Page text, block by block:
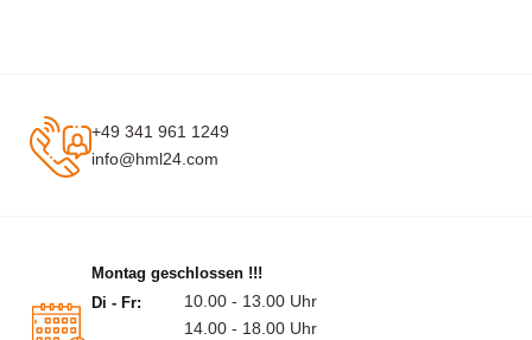
+49 341 961 1249
info@hml24.com
Montag geschlossen !!!
Di - Fr:
10.00 - 13.00 Uhr
14.00 - 18.00 Uhr